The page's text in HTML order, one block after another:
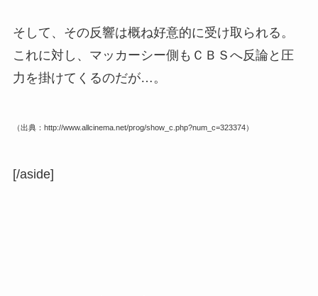
そして、その反響は概ね好意的に受け取られる。
これに対し、マッカーシー側もＣＢＳへ反論と圧
力を掛けてくるのだが…。
（出典：http://www.allcinema.net/prog/show_c.php?num_c=323374）
[/aside]